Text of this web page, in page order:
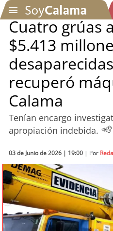
Podcast
Actualidad
Entretención
Economía
Deportes
Tecnología
Sostenibilidad
Cuatro grúas
$5.413
recuperó
Calama
Tenían encargo
apropiación indebida.
03 de Junio de 2026 | 19:00 | Por